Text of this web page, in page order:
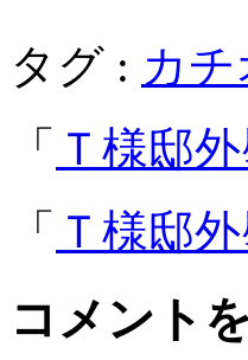
タグ : カチ
「 Ｔ様邸
「 Ｔ様邸
コメント